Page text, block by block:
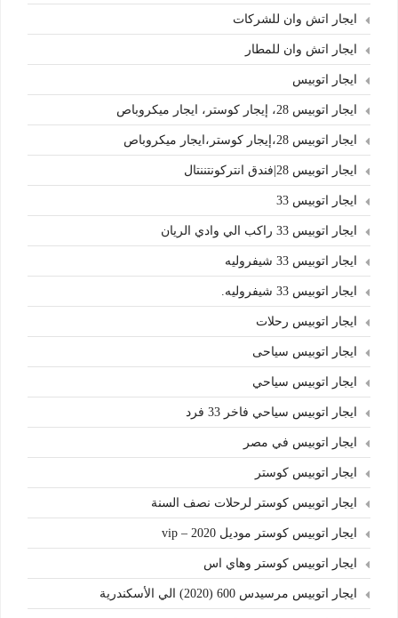
ايجار اتش وان للشركات
ايجار اتش وان للمطار
ايجار اتوبيس
ايجار اتوبيس 28، إيجار كوستر، ايجار ميكروباص
ايجار اتوبيس 28،إيجار كوستر،ايجار ميكروباص
ايجار اتوبيس 28|فندق انتركونتننتال
ايجار اتوبيس 33
ايجار اتوبيس 33 راكب الي وادي الريان
ايجار اتوبيس 33 شيفروليه
ايجار اتوبيس 33 شيفروليه.
ايجار اتوبيس رحلات
ايجار اتوبيس سياحى
ايجار اتوبيس سياحي
ايجار اتوبيس سياحي فاخر 33 فرد
ايجار اتوبيس في مصر
ايجار اتوبيس كوستر
ايجار اتوبيس كوستر لرحلات نصف السنة
ايجار اتوبيس كوستر موديل 2020 – vip
ايجار اتوبيس كوستر وهاي اس
ايجار اتوبيس مرسيدس 600 (2020) الي الأسكندرية